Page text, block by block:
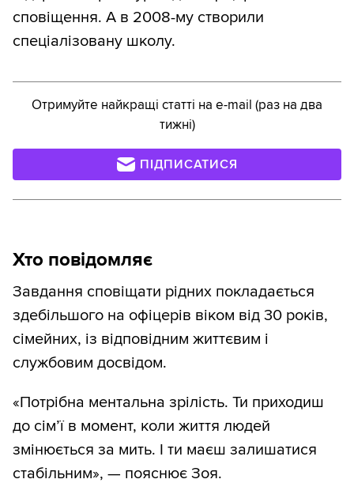
сповіщення. А в 2008-му створили
спеціалізовану школу.
Отримуйте найкращі статті на e-mail (раз на два
тижні)
ПІДПИСАТИСЯ
Хто повідомляє
Завдання сповіщати рідних покладається
здебільшого на офіцерів віком від 30 років,
сімейних, із відповідним життєвим і
службовим досвідом.
«Потрібна ментальна зрілість. Ти приходиш
до сім’ї в момент, коли життя людей
змінюється за мить. І ти маєш залишатися
стабільним», — пояснює Зоя.